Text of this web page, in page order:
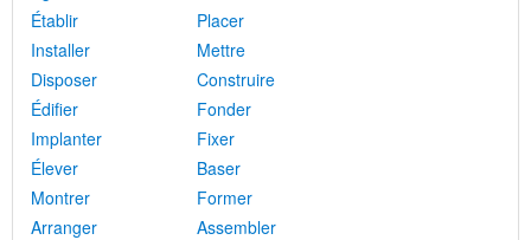
Établir
Placer
Installer
Mettre
Disposer
Construire
Édifier
Fonder
Implanter
Fixer
Élever
Baser
Montrer
Former
Arranger
Assembler